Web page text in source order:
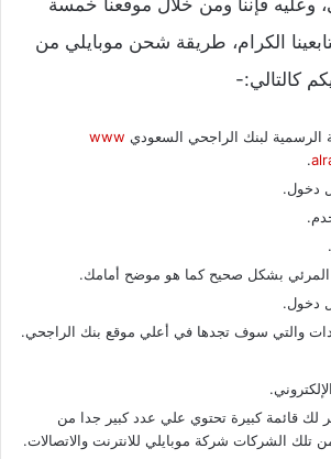
وعليه فإننا ومن خلال موقعنا خمسة
الكرام، طريقة شحن موبايلي من
كالتالي:-
لبنك الراجحي السعودي www
.
دخول.
المرئي بشكل صحيح كما هو موضح أمامك.
دخول.
والتي سوف تجدها في أعلي موقع بنك الراجحي.
قائمة كبيرة تحتوي علي عدد كبير جدا من
الشركات شركة موبايلي للانترنت والاتصالات.